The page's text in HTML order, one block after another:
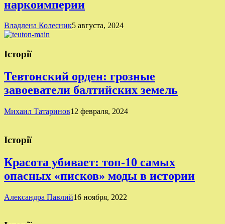
наркоимперии
Владлена Колесник5 августа, 2024
Історії
Тевтонский орден: грозные
завоеватели балтийских земель
Михаил Татаринов12 февраля, 2024
Історії
Красота убивает: топ-10 самых
опасных «писков» моды в истории
Александра Павлий16 ноября, 2022